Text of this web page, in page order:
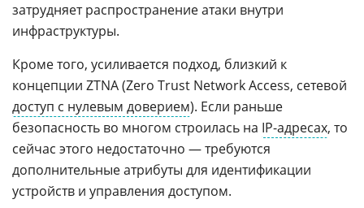
затрудняет распространение атаки внутри
инфраструктуры.
Кроме того, усиливается подход, близкий к
концепции ZTNA (Zero Trust Network Access, сетевой
доступ с нулевым доверием). Если раньше
безопасность во многом строилась на IP-адресах, то
сейчас этого недостаточно — требуются
дополнительные атрибуты для идентификации
устройств и управления доступом.